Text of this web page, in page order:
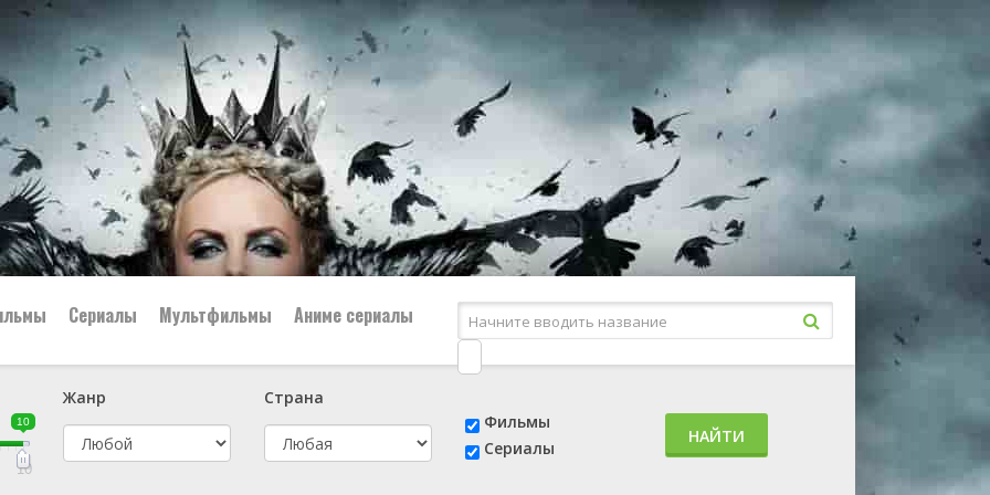
👨‍✈️ Военный
🕵️‍♂️ Детектив
Сериалы Мультфильмы Аниме сериалы
10
10
Жанр
Страна
Фильмы
Сериалы
НАЙТИ